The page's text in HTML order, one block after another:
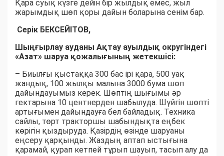
Қара суық күзге дейін бір жылдық емес, жыл
жарымдық шөп қоры дайын боларына сенім бар.
Серік БЕКСЕЙІТОВ,
Шыңғырлау ауданы Ақтау ауылдық округіндегі
«Азат» шаруа қожалығының жетекшісі:
– Биылғы қыстаққа 300 бас ірі қара, 500 уақ
жандық, 100 жылқы малына 3000 бума шөп
дайындауымыз керек. Шөптің шығымы әр
гектарына 10 центнерден шабылуда. Шүйгін шөпті
артығымен дайындауға бел байладық. Техника
сайлы, төрт тракторшы шабындықта еңбек
көрігін қыздыруда. Қазірдің өзінде шаруаны
еңсеру қарқынды. Жаздың аптап ыстығына
қарамай, қурап кетпей тұрып шауып, тасып алу да